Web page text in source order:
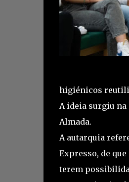
higiénicos
A ideia surgiu na
Almada.
A autarquia
Expresso, de
terem